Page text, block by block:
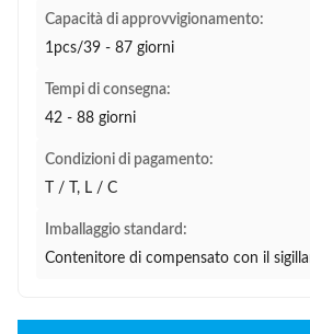
Capacità di approvvigionamento:
1pcs/39 - 87 giorni
Tempi di consegna:
42 - 88 giorni
Condizioni di pagamento:
T / T, L / C
Imballaggio standard:
Contenitore di compensato con il